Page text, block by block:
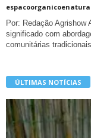
Por: Redação Agrishow
significado com
comunitárias
ÚLTIMAS NOTÍCIAS